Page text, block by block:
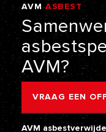
AVM ASBEST
AVM?
VRAAG EEN
AVM